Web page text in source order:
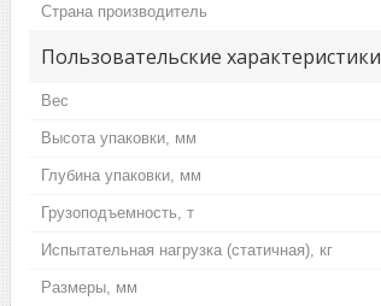
Страна производитель
Пользовательские характеристики
Вес
Высота упаковки, мм
Глубина упаковки, мм
Грузоподъемность, т
Испытательная нагрузка (статичная), кг
Размеры, мм